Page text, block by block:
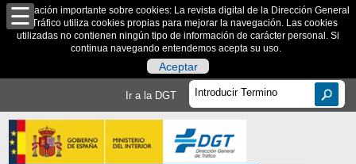
Información importante sobre cookies: La revista digital de la Dirección General
de Tráfico utiliza cookies propias para mejorar la navegación. Las cookies
utilizadas no contienen ningún tipo de información de carácter personal. Si
continua navegando entendemos acepta su uso.
Aceptar
Ir a la DGT